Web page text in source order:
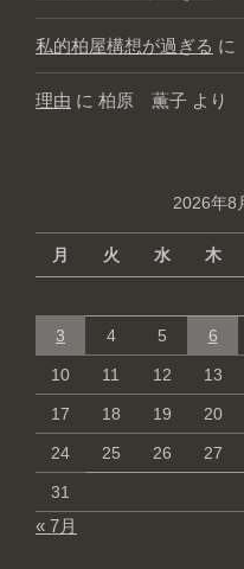
私的柏屋構想が過ぎる に
理由 に 柏原 薫子 より
2026年8
月 火 水 木
3 4 5 6
10 11 12 13
17 18 19 20
24 25 26 27
31
« 7月